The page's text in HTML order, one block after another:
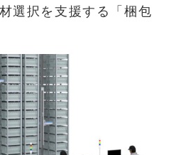
選択を支援する「梱包